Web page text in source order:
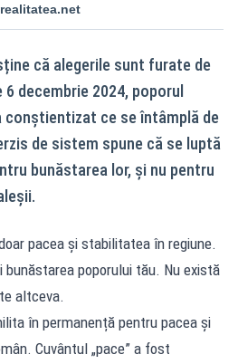
realitatea.net
că alegerile sunt furate de
6 decembrie 2024, poporul
ce se întâmplă de
de sistem spune că se luptă
bunăstarea lor, și nu pentru
pacea și stabilitatea în regiune.
poporului tău. Nu există
altceva.
în permanență pentru pacea și
Cuvântul „pace” a fost